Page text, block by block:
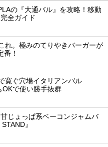
の『大通バル』を攻略！移動
全ガイド
れ。極みのてりやきバーガーが
番！
寛ぐ穴場イタリアンバル
OKで使い勝手抜群
じょっぱ系ベーコンジャムバ
』